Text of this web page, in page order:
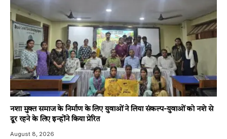
नशा मुक्त समाज के निर्माण के लिए युवाओं ने लिया संकल्प-युवाओं को नशे से
दूर रहने के लिए इन्होंने किया प्रेरित
August 8, 2026